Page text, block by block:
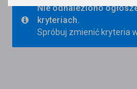
Nie odnaleziono
kryteriach.
Spróbuj zmienić kryteria